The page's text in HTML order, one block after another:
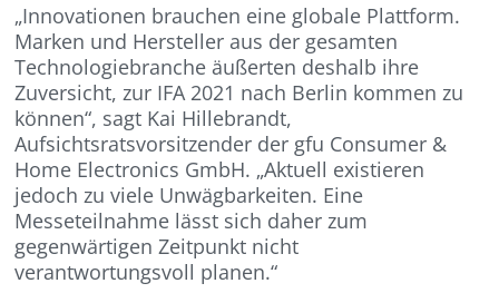
„Innovationen brauchen eine globale Plattform.
Marken und Hersteller aus der gesamten
Technologiebranche äußerten deshalb ihre
Zuversicht, zur IFA 2021 nach Berlin kommen zu
können“, sagt Kai Hillebrandt,
Aufsichtsratsvorsitzender der gfu Consumer &
Home Electronics GmbH. „Aktuell existieren
jedoch zu viele Unwägbarkeiten. Eine
Messeteilnahme lässt sich daher zum
gegenwärtigen Zeitpunkt nicht
verantwortungsvoll planen.“